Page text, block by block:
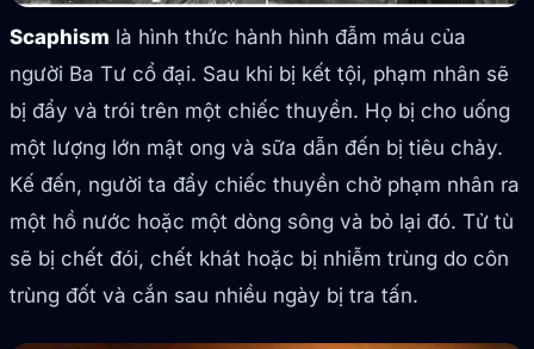
Scaphism là hình thức hành hình đẫm máu của
người Ba Tư cổ đại. Sau khi bị kết tội, phạm nhân sẽ
bị đẩy và trói trên một chiếc thuyền. Họ bị cho uống
một lượng lớn mật ong và sữa dẫn đến bị tiêu chảy.
Kế đến, người ta đẩy chiếc thuyền chở phạm nhân ra
một hồ nước hoặc một dòng sông và bỏ lại đó. Tử tù
sẽ bị chết đói, chết khát hoặc bị nhiễm trùng do côn
trùng đốt và cắn sau nhiều ngày bị tra tấn.